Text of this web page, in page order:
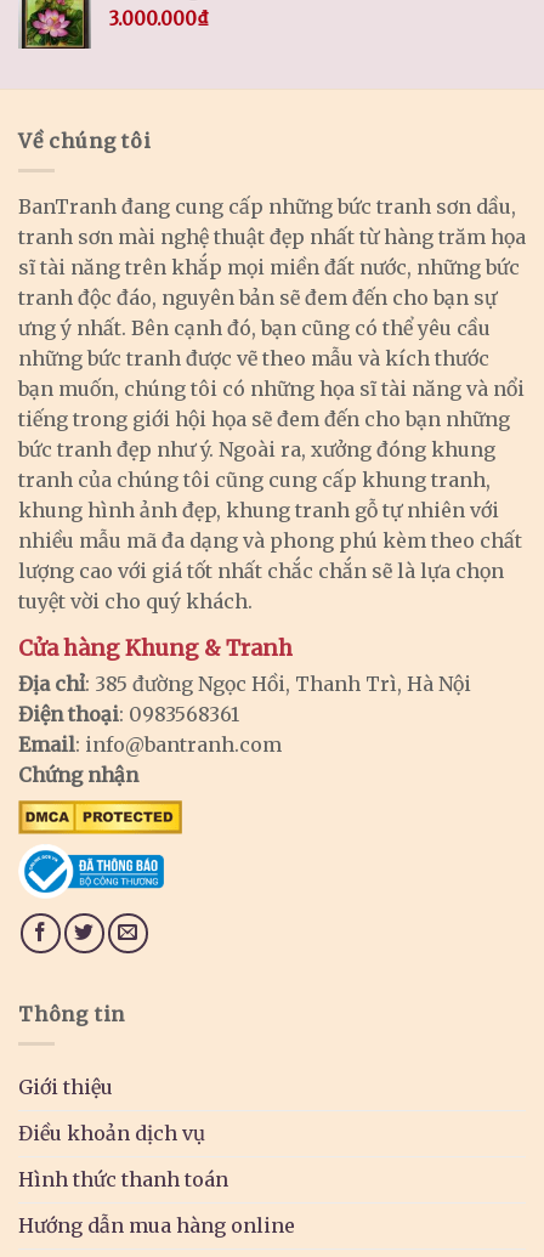
3.000.000₫
Về chúng tôi
BanTranh đang cung cấp những bức tranh sơn dầu,
tranh sơn mài nghệ thuật đẹp nhất từ hàng trăm họa
sĩ tài năng trên khắp mọi miền đất nước, những bức
tranh độc đáo, nguyên bản sẽ đem đến cho bạn sự
ưng ý nhất. Bên cạnh đó, bạn cũng có thể yêu cầu
những bức tranh được vẽ theo mẫu và kích thước
bạn muốn, chúng tôi có những họa sĩ tài năng và nổi
tiếng trong giới hội họa sẽ đem đến cho bạn những
bức tranh đẹp như ý. Ngoài ra, xưởng đóng khung
tranh của chúng tôi cũng cung cấp khung tranh,
khung hình ảnh đẹp, khung tranh gỗ tự nhiên với
nhiều mẫu mã đa dạng và phong phú kèm theo chất
lượng cao với giá tốt nhất chắc chắn sẽ là lựa chọn
tuyệt vời cho quý khách.
Cửa hàng Khung & Tranh
Địa chỉ: 385 đường Ngọc Hồi, Thanh Trì, Hà Nội
Điện thoại: 0983568361
Email: info@bantranh.com
Chứng nhận
Thông tin
Giới thiệu
Điều khoản dịch vụ
Hình thức thanh toán
Hướng dẫn mua hàng online